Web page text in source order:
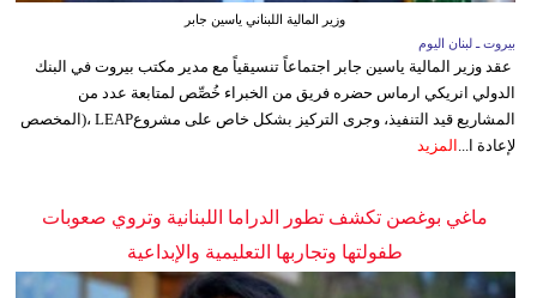
وزير المالية اللبناني ياسين جابر
بيروت ـ لبنان اليوم
عقد وزير المالية ياسين جابر اجتماعاً تنسيقياً مع مدير مكتب بيروت في البنك
الدولي انريكي ارماس حضره فريق من الخبراء خُصِّص لمتابعة عدد من
المشاريع قيد التنفيذ، وجرى التركيز بشكل خاص على مشروعLEAP ،(المخصص
لإعادة ا... المزيد
ماغي بوغصن تكشف تطور الدراما اللبنانية وتروي صعوبات
طفولتها وتجاربها التعليمية والإبداعية